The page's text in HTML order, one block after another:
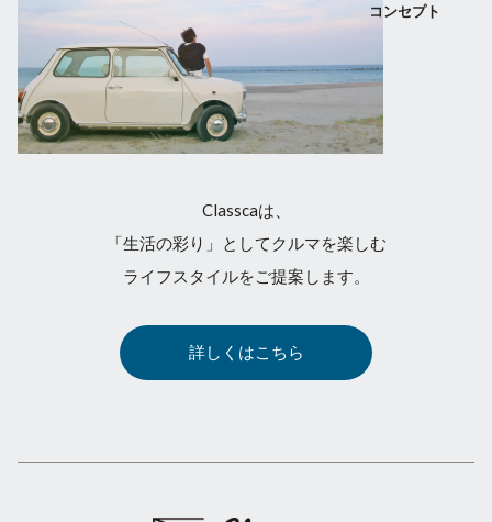
コンセプト
Classcaは、
「生活の彩り」としてクルマを楽しむ
ライフスタイルをご提案します。
詳しくはこちら